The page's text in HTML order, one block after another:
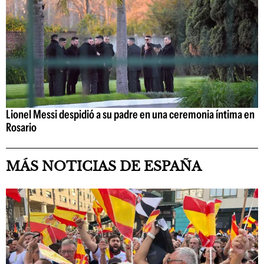
Lionel Messi despidió a su padre en una ceremonia íntima en
Rosario
MÁS NOTICIAS DE ESPAÑA